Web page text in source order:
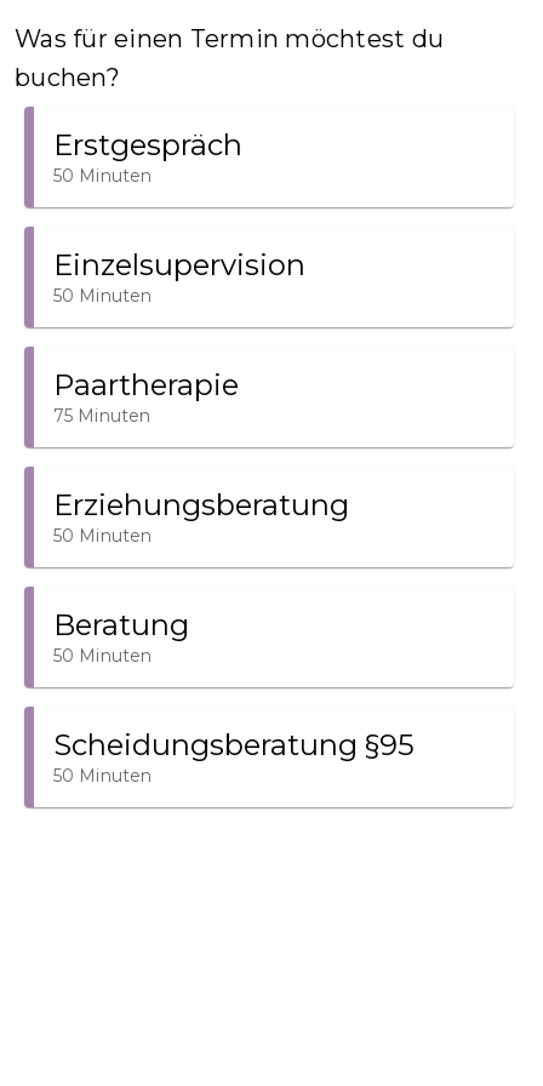
Was für einen Termin möchtest du
buchen?
Erstgespräch
50 Minuten
Einzelsupervision
50 Minuten
Paartherapie
75 Minuten
Erziehungsberatung
50 Minuten
Beratung
50 Minuten
Scheidungsberatung §95
50 Minuten